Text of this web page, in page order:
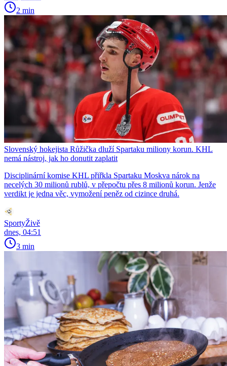
2 min
Slovenský hokejista Růžička dluží Spartaku miliony korun. KHL
nemá nástroj, jak ho donutit zaplatit
Disciplinární komise KHL přiřkla Spartaku Moskva nárok na
necelých 30 milionů rublů, v přepočtu přes 8 milionů korun. Jenže
verdikt je jedna věc, vymožení peněz od cizince druhá.
SportyŽivě
dnes, 04:51
3 min